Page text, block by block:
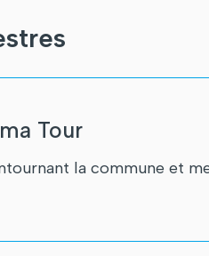
Tour
la commune et